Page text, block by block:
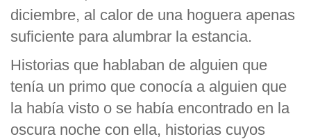
diciembre, al calor de una hoguera apenas
suficiente para alumbrar la estancia.
Historias que hablaban de alguien que
tenía un primo que conocía a alguien que
la había visto o se había encontrado en la
oscura noche con ella, historias cuyos